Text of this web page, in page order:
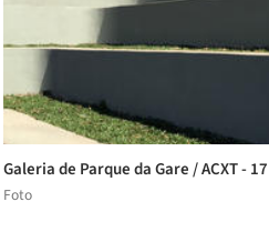
Galeria de Parque da Gare / ACXT - 17
Foto